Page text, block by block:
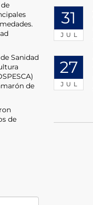
Sanidad
de
de
31
JUL
27
JUL